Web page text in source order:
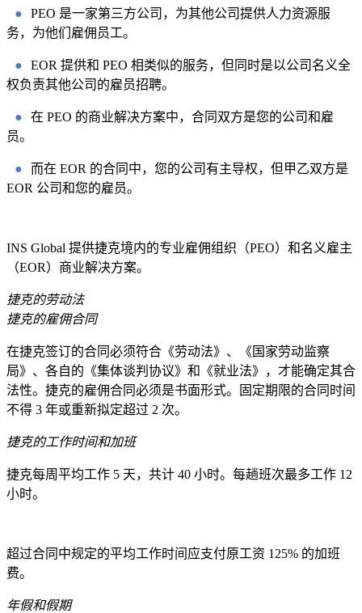
●
PEO 是一家第三方公司，为其他公司提供人力资源服
务，为他们雇佣员工。
●
EOR 提供和 PEO 相类似的服务，但同时是以公司名义全
权负责其他公司的雇员招聘。
●
在 PEO 的商业解决方案中，合同双方是您的公司和雇
员。
●
而在 EOR 的合同中，您的公司有主导权，但甲乙双方是
EOR 公司和您的雇员。
INS Global 提供捷克境内的专业雇佣组织（PEO）和名义雇主
（EOR）商业解决方案。
捷克的劳动法
捷克的雇佣合同
在捷克签订的合同必须符合《劳动法》、《国家劳动监察
局》、各自的《集体谈判协议》和《就业法》，才能确定其合
法性。捷克的雇佣合同必须是书面形式。固定期限的合同时间
不得 3 年或重新拟定超过 2 次。
捷克的工作时间和加班
捷克每周平均工作 5 天，共计 40 小时。每趟班次最多工作 12
小时。
超过合同中规定的平均工作时间应支付原工资 125% 的加班
费。
年假和假期